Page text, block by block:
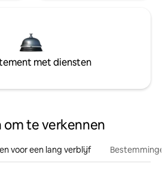
met diensten
te verkennen
voor een lang verblijf